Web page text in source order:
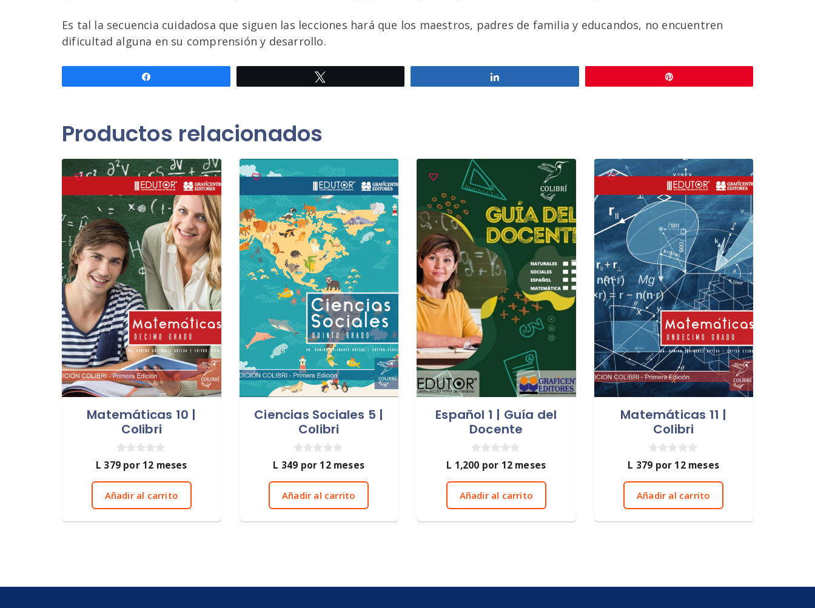
Es tal la secuencia cuidadosa que siguen las lecciones hará que los maestros, padres de familia y educandos, no encuentren
dificultad alguna en su comprensión y desarrollo.
Productos relacionados
Matemáticas 10 |
Colibri
0
d
e
L 379por 12 meses
Añadir al carrito
Ciencias Sociales 5 |
Colibri
0
d
e
L 349 por 12 meses
Añadir al carrito
Español 1 | Guía del
Docente
0
d
e
L 1,200 por 12 meses
Añadir al carrito
Matemáticas 11 |
Colibri
0
d
e
L 379 por 12 meses
Añadir al carrito